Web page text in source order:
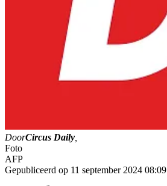
DoorCircus Daily
Foto
AFP
Gepubliceerd op 11 september 2024 08:09